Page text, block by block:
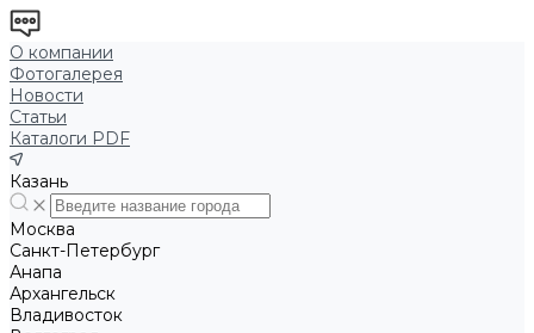
О компании
Фотогалерея
Новости
Статьи
Каталоги PDF
Казань
Москва
Санкт-Петербург
Анапа
Архангельск
Владивосток